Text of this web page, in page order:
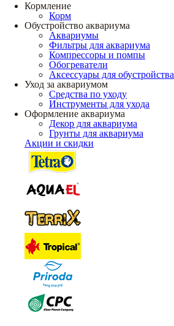
Кормление
Корм
Обустройство аквариума
Аквариумы
Фильтры для аквариума
Компрессоры и помпы
Обогреватели
Аксессуары для обустройства
Уход за аквариумом
Средства по уходу
Инструменты для ухода
Оформление аквариума
Декор для аквариума
Грунты для аквариума
Акции и скидки